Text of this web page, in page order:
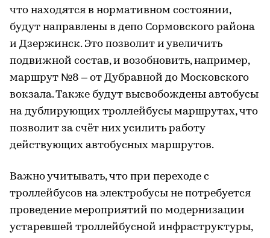
что находятся в нормативном состоянии,
будут направлены в депо Сормовского района
и Дзержинск. Это позволит и увеличить
подвижной состав, и возобновить, например,
маршрут №8 – от Дубравной до Московского
вокзала. Также будут высвобождены автобусы
на дублирующих троллейбусы маршрутах, что
позволит за счёт них усилить работу
действующих автобусных маршрутов.
Важно учитывать, что при переходе с
троллейбусов на электробусы не потребуется
проведение мероприятий по модернизации
устаревшей троллейбусной инфраструктуры,